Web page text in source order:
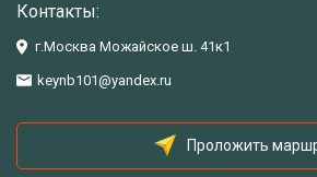
Контакты:
г.Москва Можайское ш. 41к1
keynb101@yandex.ru
Проложить